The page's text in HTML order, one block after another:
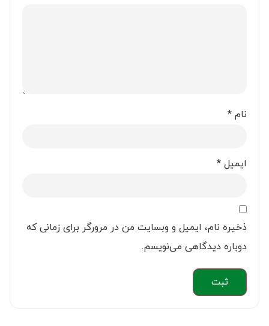
نام *
ایمیل *
ذخیره نام، ایمیل و وبسایت من در مرورگر برای زمانی که
دوباره دیدگاهی می‌نویسم.